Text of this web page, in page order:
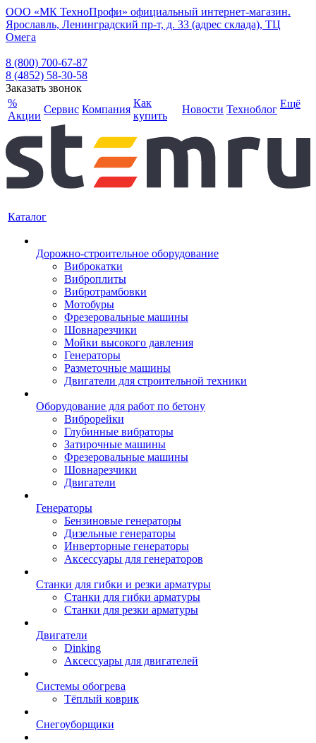
ООО «МК ТехноПрофи» официальный интернет-магазин.
Ярославль, Ленинградский пр-т, д. 33 (адрес склада), ТЦ
Омега
8 (800) 700-67-87
8 (4852) 58-30-58
Заказать звонок
%
Акции
Сервис Компания
Как
купить
Новости Техноблог Ещё
Каталог
Дорожно-строительное оборудование
Виброкатки
Виброплиты
Вибротрамбовки
Мотобуры
Фрезеровальные машины
Шовнарезчики
Мойки высокого давления
Генераторы
Разметочные машины
Двигатели для строительной техники
Оборудование для работ по бетону
Виброрейки
Глубинные вибраторы
Затирочные машины
Фрезеровальные машины
Шовнарезчики
Двигатели
Генераторы
Бензиновые генераторы
Дизельные генераторы
Инверторные генераторы
Аксессуары для генераторов
Станки для гибки и резки арматуры
Станки для гибки арматуры
Станки для резки арматуры
Двигатели
Dinking
Аксессуары для двигателей
Системы обогрева
Тёплый коврик
Снегоуборщики